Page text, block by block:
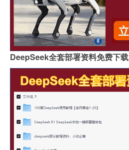
DeepSeek全套部署资料免费下载